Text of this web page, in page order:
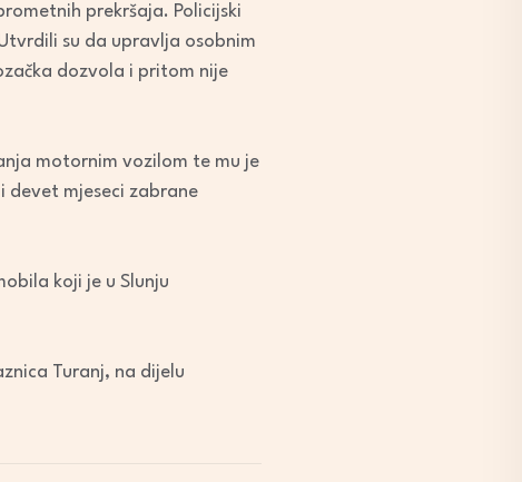
prekršaja. Policijski
su da upravlja osobnim
dozvola i pritom nije
motornim vozilom te mu je
devet mjeseci zabrane
koji je u Slunju
Turanj, na dijelu